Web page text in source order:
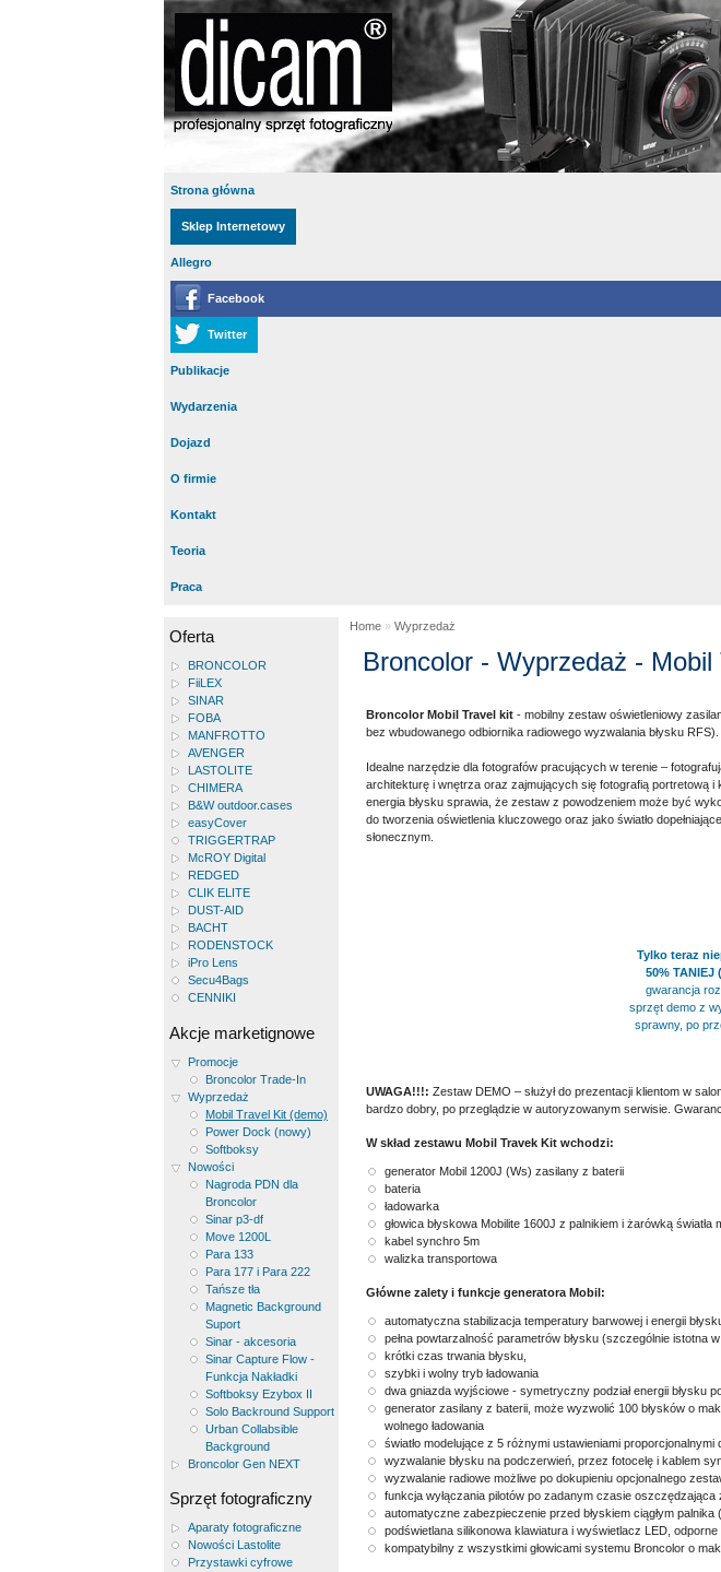
Strona główna
Sklep Internetowy
Allegro
Facebook
Twitter
Publikacje
Wydarzenia
Dojazd
O firmie
Kontakt
Teoria
Praca
Oferta
BRONCOLOR
FiiLEX
SINAR
FOBA
MANFROTTO
AVENGER
LASTOLITE
CHIMERA
B&W outdoor.cases
easyCover
TRIGGERTRAP
McROY Digital
REDGED
CLIK ELITE
DUST-AID
BACHT
RODENSTOCK
iPro Lens
Secu4Bags
CENNIKI
Akcje marketignowe
Promocje
Broncolor Trade-In
Wyprzedaż
Mobil Travel Kit (demo)
Power Dock (nowy)
Softboksy
Nowości
Nagroda PDN dla
Broncolor
Sinar p3-df
Move 1200L
Para 133
Para 177 i Para 222
Tańsze tła
Magnetic Background
Suport
Sinar - akcesoria
Sinar Capture Flow -
Funkcja Nakładki
Softboksy Ezybox II
Solo Backround Support
Urban Collabsible
Background
Broncolor Gen NEXT
Sprzęt fotograficzny
Aparaty fotograficzne
Nowości Lastolite
Przystawki cyfrowe
Home » Wyprzedaż
Broncolor - Wyprzedaż -
Broncolor Mobil Travel kit - mobilny zestaw oświetleniowy
bez wbudowanego odbiornika radiowego wyzwalania błysku RFS).
Idealne narzędzie dla fotografów pracujących w terenie –
architekturę i wnętrza oraz zajmujących się fotografią portretową i
energia błysku sprawia, że zestaw z powodzeniem może być
do tworzenia oświetlenia kluczowego oraz jako światło
słonecznym.
Tylko teraz
50% TANIEJ
gwarancja
sprzęt demo z
sprawny, po
UWAGA!!!: Zestaw DEMO – służył do prezentacji klientom w
bardzo dobry, po przeglądzie w autoryzowanym serwisie.
W skład zestawu Mobil Travek Kit wchodzi:
generator Mobil 1200J (Ws) zasilany z baterii
bateria
ładowarka
głowica błyskowa Mobilite 1600J z palnikiem i żarówką światła
kabel synchro 5m
walizka transportowa
Główne zalety i funkcje generatora Mobil:
automatyczna stabilizacja temperatury barwowej i energii
pełna powtarzalność parametrów błysku (szczególnie istotna
krótki czas trwania błysku,
szybki i wolny tryb ładowania
dwa gniazda wyjściowe - symetryczny podział energii błysku
generator zasilany z baterii, może wyzwolić 100 błysków o
wolnego ładowania
światło modelujące z 5 różnymi ustawieniami proporcjonalnymi
wyzwalanie błysku na podczerwień, przez fotocelę i kablem
wyzwalanie radiowe możliwe po dokupieniu opcjonalnego
funkcja wyłączania pilotów po zadanym czasie
automatyczne zabezpieczenie przed błyskiem ciągłym palnika
podświetlana silikonowa klawiatura i wyświetlacz LED,
kompatybilny z wszystkimi głowicami systemu Broncolor o